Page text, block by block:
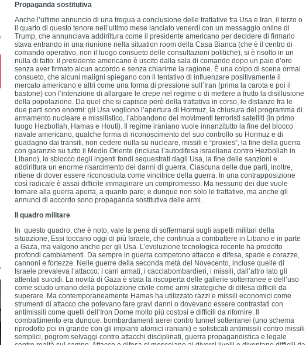
Propaganda sostitutiva
Anche l’ultimo annuncio di una tregua a conclusione delle trattative fra Usa e Iran, il terzo o
il quarto di questo tenore nell’ultimo mese lanciato venerdì con un messaggio online di
Trump, che annunciava addirittura come il presidente americano per decidere di firmarlo
stava entrando in una riunione nella situation room della Casa Bianca (che è il centro di
comando operativo, non il luogo consueto delle consultazioni politiche), si è risolto in un
nulla di fatto: il presidente americano è uscito dalla sala di comando dopo un paio d’ore
senza aver firmato alcun accordo e senza chiarirne la ragione. È una colpo di scena ormai
consueto, che alcuni maligni spiegano con il tentativo di influenzare positivamente il
mercato americano e altri come una forma di pressione sull’Iran (prima la carota e poi il
bastone) con l’intenzione di allargare le crepe nel regime o di mettere a frutto la disillusione
della popolazione. Da quel che si capisce però della trattativa in corso, le distanze fra le
due parti sono enormi: gli Usa vogliono l’apertura di Hormuz, la chiusura del programma di
armamento nucleare e missilistico, l’abbandono dei movimenti terroristi satelliti (in primo
luogo Hezbollah, Hamas e Houti). Il regime iraniano vuole innanzitutto la fine del blocco
navale americano, qualche forma di riconoscimento del suo controllo su Hormuz e di
guadagno dai transiti, non cedere nulla su nucleare, missili e “proxies”, la fine della guerra
con garanzie su tutto il Medio Oriente (inclusa l’autodifesa israeliana contro Hezbollah in
Libano), lo sblocco degli ingenti fondi sequestrati dagli Usa, la fine delle sanzioni e
addirittura un enorme risarcimento dei danni di guerra. Ciascuna delle due parti, inoltre,
ritiene di dover essere riconosciuta come vincitrice della guerra. In una contrapposizione
così radicale è assai difficile immaginare un compromesso. Ma nessuno dei due vuole
tornare alla guerra aperta, a quanto pare; e dunque non solo le trattative, ma anche gli
annunci di accordo sono propaganda sostitutiva delle armi.
Il quadro militare
In questo quadro, che è noto, vale la pena di soffermarsi sugli aspetti militari della
situazione, Essi toccano oggi di più Israele, che continua a combattere in Libano e in parte
a Gaza, ma valgono anche per gli Usa. L’evoluzione tecnologica recente ha prodotto
profondi cambiamenti. Da sempre in guerra competono attacco e difesa, spade e corazze,
cannoni e fortezze. Nelle guerre della seconda metà del Novecento, incluse quelle di
Israele prevaleva l’attacco: i carri armati, i cacciabombardieri, i missili, dall’altro lato gli
attentati suicidi. La novità di Gaza è stata la riscoperta delle gallerie sotterranee e dell’uso
come scudo umano della popolazione civile come armi strategiche di difesa difficili da
superare. Ma contemporaneamente Hamas ha utilizzato razzi e missili economici come
strumenti di attacco che potevano fare gravi danni o dovevano essere contrastati con
antimissili come quelli dell’Iron Dome molto più costosi e difficili da rifornire. Il
combattimento era dunque: bombardamenti aerei contro tunnel sotterranei (uno schema
riprodotto poi in grande con gli impianti atomici iraniani) e sofisticati antimissili contro missili
semplici, pogrom selvaggi contro attacchi disciplinati, guerra propagandistica e legale